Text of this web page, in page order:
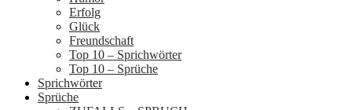
Erfolg
Glück
Freundschaft
Top 10 – Sprichwörter
Top 10 – Sprüche
Sprichwörter
Sprüche